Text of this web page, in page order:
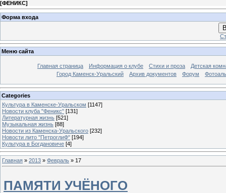
[ФЕНИКС]
Форма входа
Меню сайта
Главная страница Информация о клубе Стихи и проза
Детская
Город Каменск-Уральский
Архив документов Форум
Categories
Культура в Каменске-Уральском [1147]
Новости клуба "Феникс" [131]
Литературная жизнь [521]
Музыкальная жизнь [88]
Новости из Каменска-Уральского [232]
Новости лито "ПетроглиФ" [194]
Культура в Богдановиче [4]
Главная » 2013 » Февраль » 17
ПАМЯТИ УЧЁНОГО